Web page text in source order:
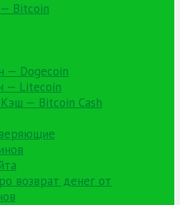
Bitcoin
— Dogecoin
— Litecoin
— Bitcoin Cash
возврат денег от